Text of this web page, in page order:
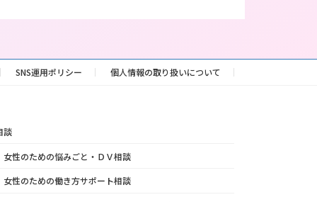
SNS運用ポリシー 個人情報の取り扱いについて
談
女性のための悩みごと・ＤＶ相談
女性のための働き方サポート相談